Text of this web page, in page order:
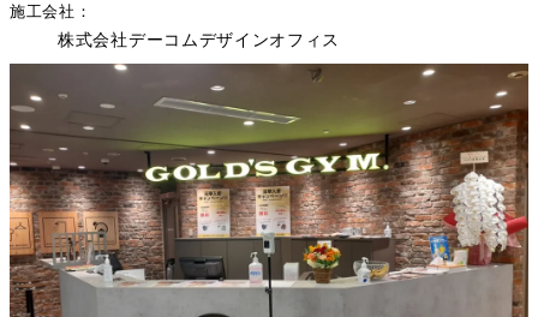
施工会社
株式会社デーコムデザインオフィス